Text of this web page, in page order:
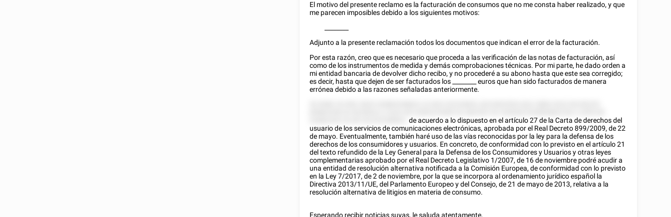
El motivo del presente reclamo es la facturación de consumos que no me consta haber realizado, y que
me parecen imposibles debido a los siguientes motivos:
Adjunto a la presente reclamación todos los documentos que indican el error de la facturación.
Por esta razón, creo que es necesario que proceda a las verificación de las notas de facturación, así
como de los instrumentos de medida y demás comprobaciones técnicas. Por mi parte, he dado orden a
mi entidad bancaria de devolver dicho recibo, y no procederé a su abono hasta que este sea corregido;
es decir, hasta que dejen de ser facturados los
euros que han sido facturados de manera
errónea debido a las razones señaladas anteriormente.
de acuerdo a lo dispuesto en el artículo 27 de la Carta de derechos del
usuario de los servicios de comunicaciones electrónicas, aprobada por el Real Decreto 899/2009, de 22
de mayo. Eventualmente, también haré uso de las vías reconocidas por la ley para la defensa de los
derechos de los consumidores y usuarios. En concreto, de conformidad con lo previsto en el artículo 21
del texto refundido de la Ley General para la Defensa de los Consumidores y Usuarios y otras leyes
complementarias aprobado por el Real Decreto Legislativo 1/2007, de 16 de noviembre podré acudir a
una entidad de resolución alternativa notificada a la Comisión Europea, de conformidad con lo previsto
en la Ley 7/2017, de 2 de noviembre, por la que se incorpora al ordenamiento jurídico español la
Directiva 2013/11/UE, del Parlamento Europeo y del Consejo, de 21 de mayo de 2013, relativa a la
resolución alternativa de litigios en materia de consumo.
Esperando recibir noticias suyas, le saluda atentamente,